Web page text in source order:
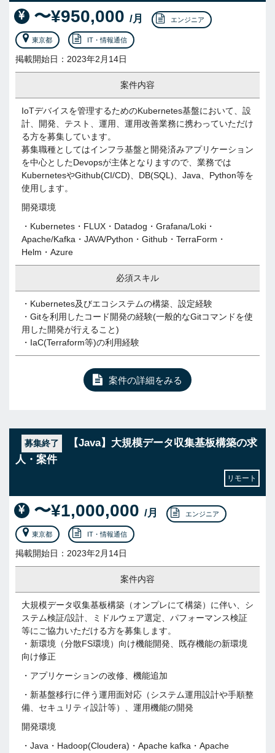
〜¥950,000 /月 エンジニア
東京都 IT・情報通信
掲載開始日：2023年2月14日
案件内容
IoTデバイスを管理するためのKubernetes基盤において、設
計、開発、テスト、運用、運用改善業務に携わっていただけ
る方を募集しています。
募集職種としてはインフラ基盤と開発済みアプリケーション
を中心としたDevopsが主体となりますので、業務では
KubernetesやGithub(CI/CD)、DB(SQL)、Java、Python等を
使用します。
開発環境
・Kubernetes・FLUX・Datadog・Grafana/Loki・
Apache/Kafka・JAVA/Python・Github・TerraForm・
Helm・Azure
必須スキル
・Kubernetes及びエコシステムの構築、設定経験
・Gitを利用したコード開発の経験(一般的なGitコマンドを使
用した開発が行えること)
・IaC(Terraform等)の利用経験
案件の詳細をみる
募集終了
【Java】大規模データ収集基板構築の求
人・案件
リモート
〜¥1,000,000 /月 エンジニア
東京都 IT・情報通信
掲載開始日：2023年2月14日
案件内容
大規模データ収集基板構築（オンプレにて構築）に伴い、シ
ステム検証/設計、ミドルウェア選定、パフォーマンス検証
等にご協力いただける方を募集します。
・新環境（分散FS環境）向け機能開発、既存機能の新環境
向け修正
・アプリケーションの改修、機能追加
・新基盤移行に伴う運用面対応（システム運用設計や手順整
備、セキュリティ設計等）、運用機能の開発
開発環境
・Java・Hadoop(Cloudera)・Apache kafka・Apache